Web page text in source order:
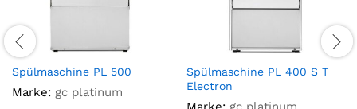
Spülmaschine PL 500
Marke: gc platinum
Spülmaschine PL 400 S T
Electron